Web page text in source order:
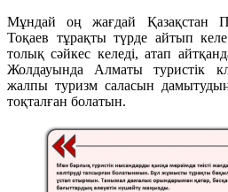
Мұндай оң жағдай Қазақстан
Тоқаев тұрақты түрде айтып
толық сәйкес келеді, атап
Жолдауында Алматы туристік
жалпы туризм саласын
тоқталған болатын.